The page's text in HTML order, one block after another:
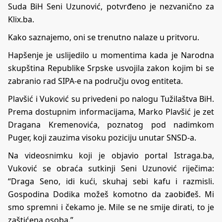
Suda BiH Seni Uzunović, potvrđeno je nezvanično za
Klix.ba.
Kako saznajemo, oni se trenutno nalaze u pritvoru.
Hapšenje je uslijedilo u momentima kada je Narodna
skupština Republike Srpske usvojila zakon kojim bi se
zabranio rad SIPA-e na području ovog entiteta.
Plavšić i Vuković su privedeni po nalogu Tužilaštva BiH.
Prema dostupnim informacijama, Marko Plavšić je zet
Dragana Kremenovića, poznatog pod nadimkom
Puger, koji zauzima visoku poziciju unutar SNSD-a.
Na videosnimku koji je objavio portal Istraga.ba,
Vuković se obraća sutkinji Seni Uzunović riječima:
“Draga Seno, idi kući, skuhaj sebi kafu i razmisli.
Gospodina Dodika možeš komotno da zaobiđeš. Mi
smo spremni i čekamo je. Mile se ne smije dirati, to je